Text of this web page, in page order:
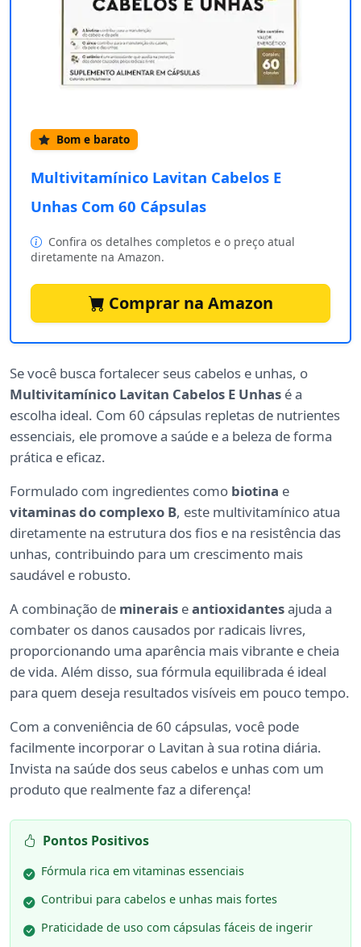
Bom e barato
Multivitamínico Lavitan Cabelos E
Unhas Com 60 Cápsulas
Confira os detalhes completos e o preço atual
diretamente na Amazon.
Comprar na Amazon
Se você busca fortalecer seus cabelos e unhas, o
Multivitamínico Lavitan Cabelos E Unhas é a
escolha ideal. Com 60 cápsulas repletas de nutrientes
essenciais, ele promove a saúde e a beleza de forma
prática e eficaz.
Formulado com ingredientes como biotina e
vitaminas do complexo B, este multivitamínico atua
diretamente na estrutura dos fios e na resistência das
unhas, contribuindo para um crescimento mais
saudável e robusto.
A combinação de minerais eantioxidantesajuda a
combater os danos causados por radicais livres,
proporcionando uma aparência mais vibrante e cheia
de vida. Além disso, sua fórmula equilibrada é ideal
para quem deseja resultados visíveis em pouco tempo.
Com a conveniência de 60 cápsulas, você pode
facilmente incorporar o Lavitan à sua rotina diária.
Invista na saúde dos seus cabelos e unhas com um
produto que realmente faz a diferença!
Pontos Positivos
Fórmula rica em vitaminas essenciais
Contribui para cabelos e unhas mais fortes
Praticidade de uso com cápsulas fáceis de ingerir